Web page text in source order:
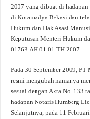
2007 yang dibuat di
di Kotamadya Bekasi dan
Hukum dan Hak Asasi
Keputusan Menteri Hukum
01763.AH.01.01-TH.2007.
Pada 30 September 2009,
resmi mengubah namanya
sesuai dengan Akta No. 133
hadapan Notaris Humberg
Selanjutnya, pada 11